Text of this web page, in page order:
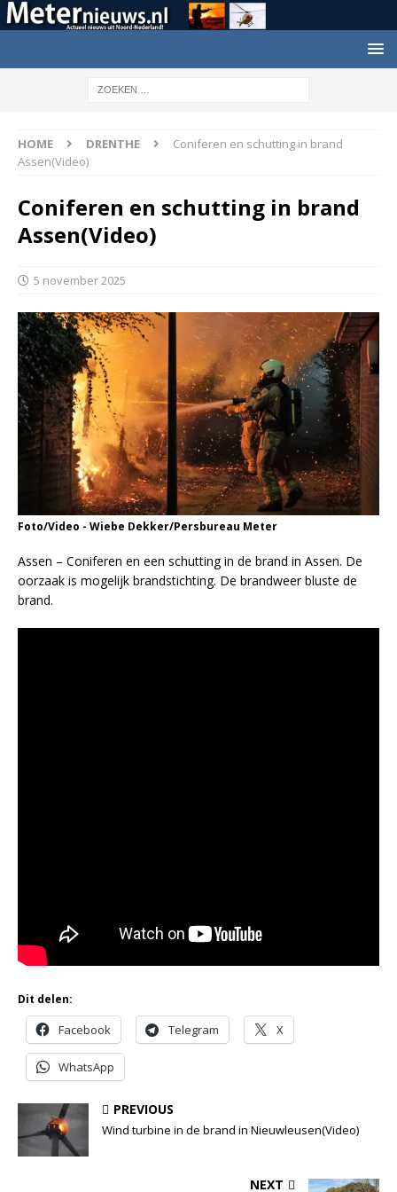
HOME DRENTHE
Coniferen en schutting in brand
Assen(Video)
Coniferen en schutting in brand
Assen(Video)
5 november 2025
Foto/Video - Wiebe Dekker/Persbureau Meter
Assen – Coniferen en een schutting in de brand in Assen. De
oorzaak is mogelijk brandstichting. De brandweer bluste de
brand.
Dit delen:
Facebook Telegram X
WhatsApp
PREVIOUS
Wind turbine in de brand in Nieuwleusen(Video)
NEXT